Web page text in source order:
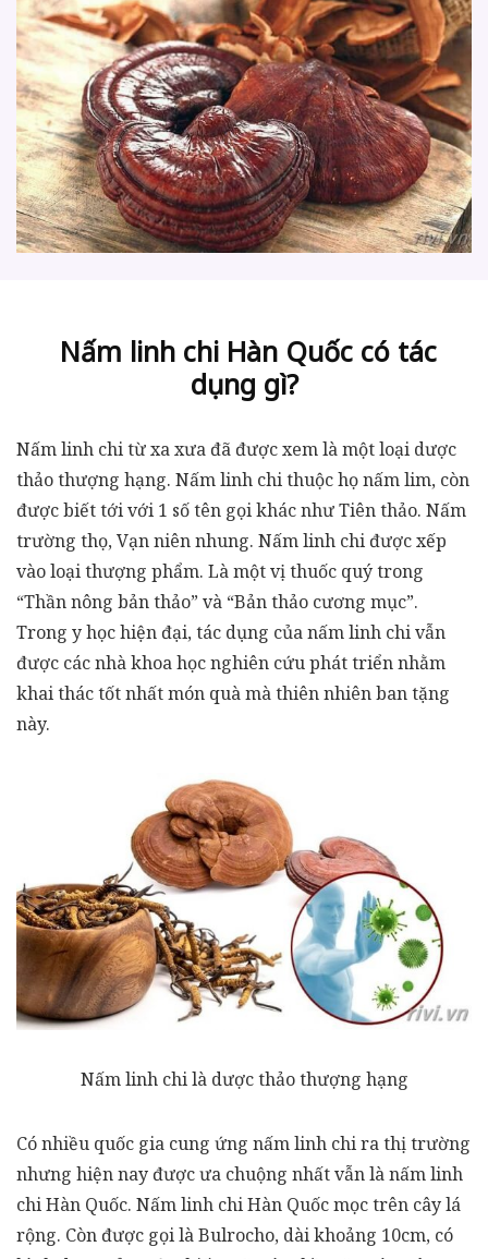
Nấm linh chi Hàn Quốc có tác
dụng gì?
Nấm linh chitừ xa xưa đã được xem là một loại dược
thảo thượng hạng. Nấm linh chi thuộc họ nấm lim, còn
được biết tới với 1 số tên gọi khác như Tiên thảo. Nấm
trường thọ, Vạn niên nhung. Nấm linh chi được xếp
vào loại thượng phẩm. Là một vị thuốc quý trong
“Thần nông bản thảo” và “Bản thảo cương mục”.
Trong y học hiện đại,tác dụng của nấm linh chivẫn
được các nhà khoa học nghiên cứu phát triển nhằm
khai thác tốt nhất món quà mà thiên nhiên ban tặng
này.
Nấm linh chi là dược thảo thượng hạng
Có nhiều quốc gia cung ứng nấm linh chi ra thị trường
nhưng hiện nay được ưa chuộng nhất vẫn lànấm linh
chi Hàn Quốc. Nấm linh chi Hàn Quốc mọc trên cây lá
rộng. Còn được gọi là Bulrocho, dài khoảng 10cm, có